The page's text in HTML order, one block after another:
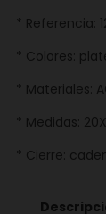
* Referencia:
* Colores:
* Materiales:
* Medidas:
* Cierre: